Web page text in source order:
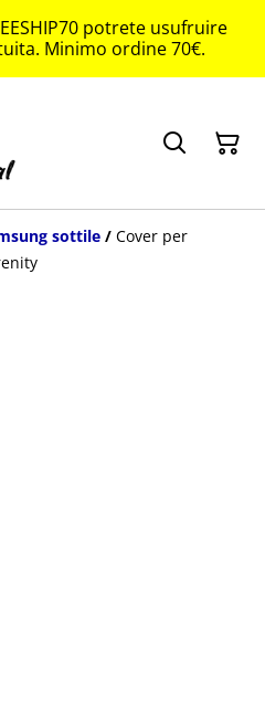
potrete usufruire
Minimo ordine 70€.
sottile / Cover per